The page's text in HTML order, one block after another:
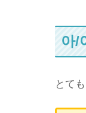
아/
とて